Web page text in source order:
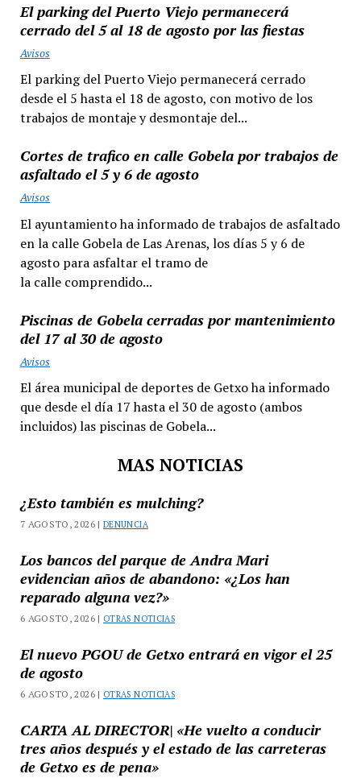
El parking del Puerto Viejo permanecerá
cerrado del 5 al 18 de agosto por las fiestas
Avisos
El parking del Puerto Viejo permanecerá cerrado
desde el 5 hasta el 18 de agosto, con motivo de los
trabajos de montaje y desmontaje del...
Cortes de trafico en calle Gobela por trabajos de
asfaltado el 5 y 6 de agosto
Avisos
El ayuntamiento ha informado de trabajos de asfaltado
en la calle Gobela de Las Arenas, los días 5 y 6 de
agosto para asfaltar el tramo de
la calle comprendido...
Piscinas de Gobela cerradas por mantenimiento
del 17 al 30 de agosto
Avisos
El área municipal de deportes de Getxo ha informado
que desde el día 17 hasta el 30 de agosto (ambos
incluidos) las piscinas de Gobela...
MAS NOTICIAS
¿Esto también es mulching?
7 AGOSTO, 2026 |DENUNCIA
Los bancos del parque de Andra Mari
evidencian años de abandono: «¿Los han
reparado alguna vez?»
6 AGOSTO, 2026 | OTRAS NOTICIAS
El nuevo PGOU de Getxo entrará en vigor el 25
de agosto
6 AGOSTO, 2026 | OTRAS NOTICIAS
CARTA AL DIRECTOR| «He vuelto a conducir
tres años después y el estado de las carreteras
de Getxo es de pena»